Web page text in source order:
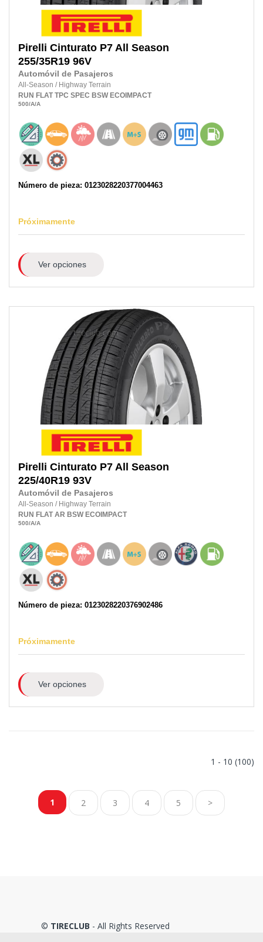
Pirelli Cinturato P7 All Season
255/35R19 96V
Automóvil de Pasajeros
All-Season / Highway Terrain
RUN FLAT TPC SPEC BSW ECOIMPACT
500/A/A
Número de pieza: 0123028220377004463
Próximamente
Ver opciones
Pirelli Cinturato P7 All Season
225/40R19 93V
Automóvil de Pasajeros
All-Season / Highway Terrain
RUN FLAT AR BSW ECOIMPACT
500/A/A
Número de pieza: 0123028220376902486
Próximamente
Ver opciones
1 - 10 (100)
1 2 3 4 5 >
© TIRECLUB - All Rights Reserved